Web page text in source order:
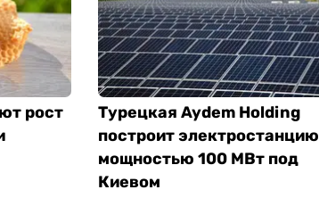
рост
Турецкая Aydem Holding
построит электростанцию
мощностью 100 МВт под
Киевом